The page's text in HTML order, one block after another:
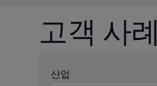
고객 사례
산업